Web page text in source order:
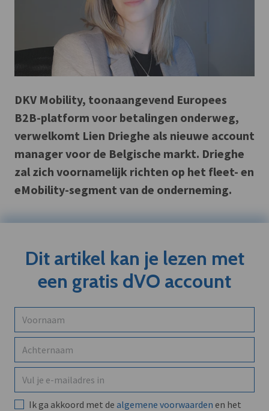
DKV Mobility, toonaangevend Europees
B2B-platform voor betalingen onderweg,
verwelkomt Lien Drieghe als nieuwe account
manager voor de Belgische markt. Drieghe
zal zich voornamelijk richten op het fleet- en
eMobility-segment van de onderneming.
Dit artikel kan je lezen met
een gratis dVO account
Ik ga akkoord met de algemene voorwaarden en het